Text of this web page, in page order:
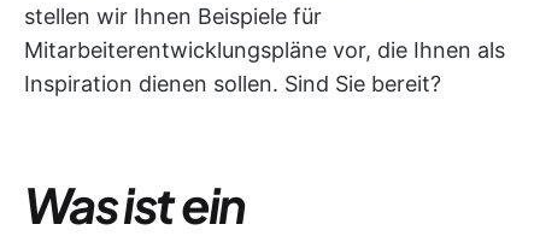
stellen wir Ihnen Beispiele für
Mitarbeiterentwicklungspläne vor, die Ihnen als
Inspiration dienen sollen. Sind Sie bereit?
Was ist ein